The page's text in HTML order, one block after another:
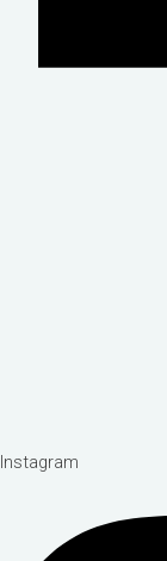
Instagram